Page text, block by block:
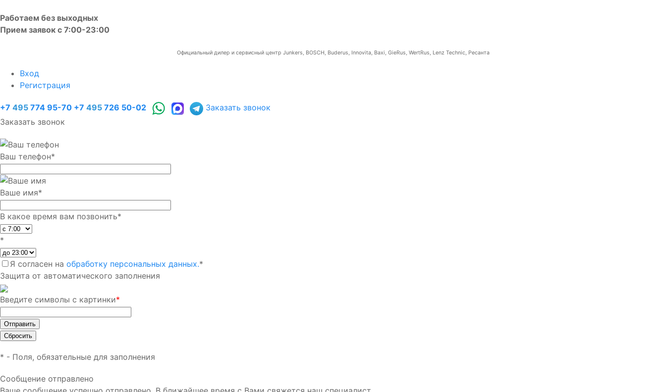
Работаем без выходных
Прием заявок с 7:00-23:00
Официальный дилер и сервисный центр Junkers, BOSCH, Buderus, Innovita, Baxi, GieRus, WertRus, Lenz Technic, Ресанта
Вход
Регистрация
+7 495 774 95-70 +7 495 726 50-02
Заказать звонок
Заказать звонок
Ваш телефон*
Ваше имя*
В какое время вам позвонить*
*
Я согласен на обработку персональных данных.*
Защита от автоматического заполнения
Введите символы с картинки*
* - Поля, обязательные для заполнения
Сообщение отправлено